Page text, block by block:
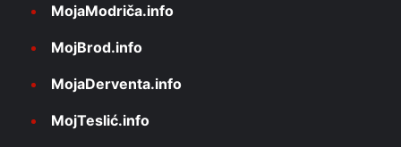
MojaModriča.info
MojBrod.info
MojaDerventa.info
MojTeslić.info